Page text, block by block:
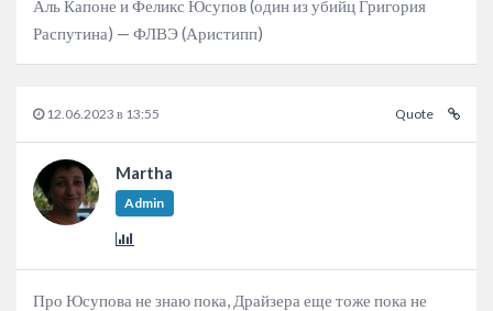
Аль Капоне и Феликс Юсупов (один из убийц Григория
Распутина) — ФЛВЭ (Аристипп)
12.06.2023 в 13:55 Quote
Martha
Admin
Про Юсупова не знаю пока, Драйзера еще тоже пока не